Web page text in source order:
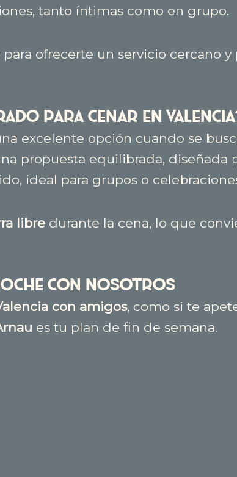
tanto íntimas como en grupo.
ofrecerte un servicio cercano
para cenar en
excelente opción cuando se
propuesta equilibrada, diseñada
ideal para grupos o
libre durante la cena, lo que
con nosotros
con amigos, como si te
es tu plan de fin de semana.